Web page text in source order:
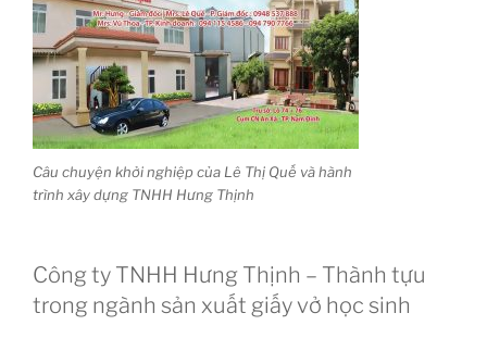
Câu chuyện khởi nghiệp của Lê Thị Quế và hành
trình xây dựng TNHH Hưng Thịnh
Công ty TNHH Hưng Thịnh – Thành tựu
trong ngành sản xuất giấy vở học sinh